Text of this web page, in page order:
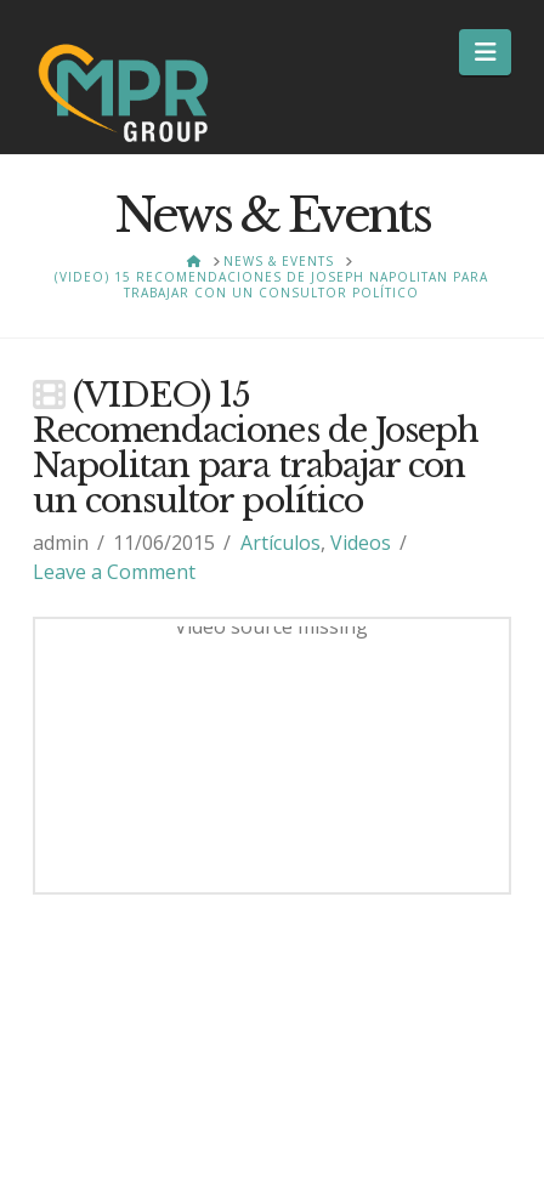
News & Events
HOMENEWS & EVENTS
(VIDEO) 15 RECOMENDACIONES DE JOSEPH NAPOLITAN PARA
TRABAJAR CON UN CONSULTOR POLÍTICO
(VIDEO) 15
Recomendaciones de Joseph
Napolitan para trabajar con
un consultor político
admin 11/06/2015 Artículos, Videos
Leave a Comment
Video source missing